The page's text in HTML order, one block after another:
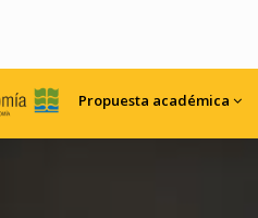
Propuesta académica